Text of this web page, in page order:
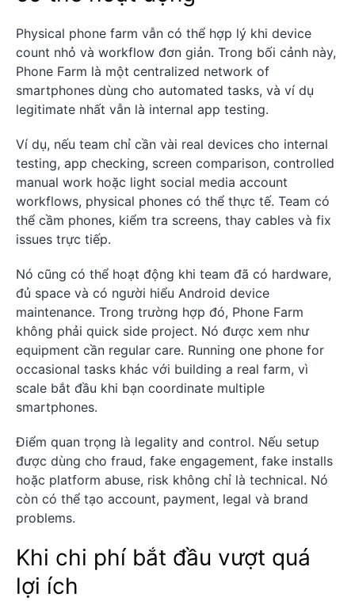
Physical phone farm vẫn có thể hợp lý khi device
count nhỏ và workflow đơn giản. Trong bối cảnh này,
Phone Farm là một centralized network of
smartphones dùng cho automated tasks, và ví dụ
legitimate nhất vẫn là internal app testing.
Ví dụ, nếu team chỉ cần vài real devices cho internal
testing, app checking, screen comparison, controlled
manual work hoặc light social media account
workflows, physical phones có thể thực tế. Team có
thể cầm phones, kiểm tra screens, thay cables và fix
issues trực tiếp.
Nó cũng có thể hoạt động khi team đã có hardware,
đủ space và có người hiểu Android device
maintenance. Trong trường hợp đó, Phone Farm
không phải quick side project. Nó được xem như
equipment cần regular care. Running one phone for
occasional tasks khác với building a real farm, vì
scale bắt đầu khi bạn coordinate multiple
smartphones.
Điểm quan trọng là legality and control. Nếu setup
được dùng cho fraud, fake engagement, fake installs
hoặc platform abuse, risk không chỉ là technical. Nó
còn có thể tạo account, payment, legal và brand
problems.
Khi chi phí bắt đầu vượt quá
lợi ích